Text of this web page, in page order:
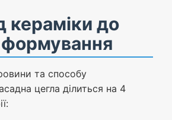
кераміки до
формування
та способу
цегла ділиться на 4